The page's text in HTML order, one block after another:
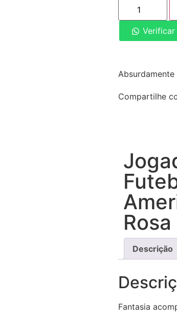
Absurdamente
Compartilhe
Rosa
Descrição
Fantasia